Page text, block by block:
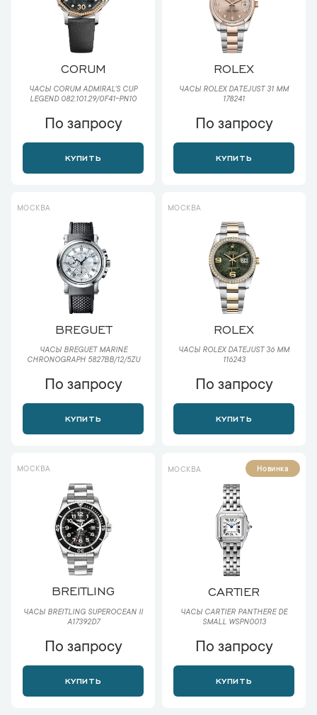
CORUM
ЧАСЫ CORUM ADMIRAL'S CUP
LEGEND 082.101.29/0F41-PN10
По запросу
КУПИТЬ
ROLEX
ЧАСЫ ROLEX DATEJUST 31 ММ
178241
По запросу
КУПИТЬ
МОСКВА
BREGUET
ЧАСЫ BREGUET MARINE
CHRONOGRAPH 5827BB/12/5ZU
По запросу
КУПИТЬ
МОСКВА
ROLEX
ЧАСЫ ROLEX DATEJUST 36 ММ
116243
По запросу
КУПИТЬ
МОСКВА
BREITLING
ЧАСЫ BREITLING SUPEROCEAN II
A17392D7
По запросу
КУПИТЬ
МОСКВА Новинка
CARTIER
ЧАСЫ CARTIER PANTHERE DE
SMALL WSPN0013
По запросу
КУПИТЬ